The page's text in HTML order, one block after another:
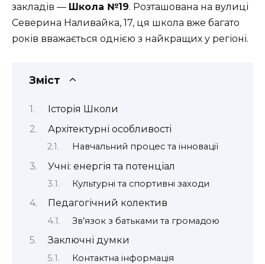
закладів — Школа №19. Розташована на вулиці
Северина Наливайка, 17, ця школа вже багато
років вважається однією з найкращих у регіоні.
Зміст
Історія Школи
Архітектурні особливості
Навчальний процес та інновації
Учні: енергія та потенціал
Культурні та спортивні заходи
Педагогічний колектив
Зв’язок з батьками та громадою
Заключні думки
Контактна інформація